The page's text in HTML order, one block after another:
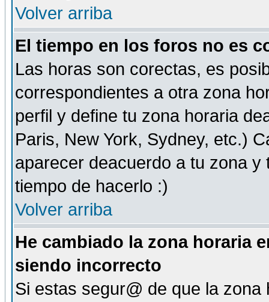
Volver arriba
El tiempo en los foros no es
Las horas son corectas, es
correspondientes a otra zona
perfil y define tu zona horaria
Paris, New York, Sydney, etc.)
aparecer deacuerdo a tu zona
tiempo de hacerlo :)
Volver arriba
He cambiado la zona horaria
siendo incorrecto
Si estas segur@ de que la